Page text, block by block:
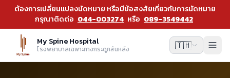
ต้องการเปลี่ยนแปลงนัดหมาย หรือมีข้อสงสัยเกี่ยวกับการนัดหมาย
กรุณาติดต่อ 044-003274 หรือ 089-3549442
My Spine Hospital
โรงพยาบาลเฉพาะทางกระดูกสันหลัง 🇹🇭